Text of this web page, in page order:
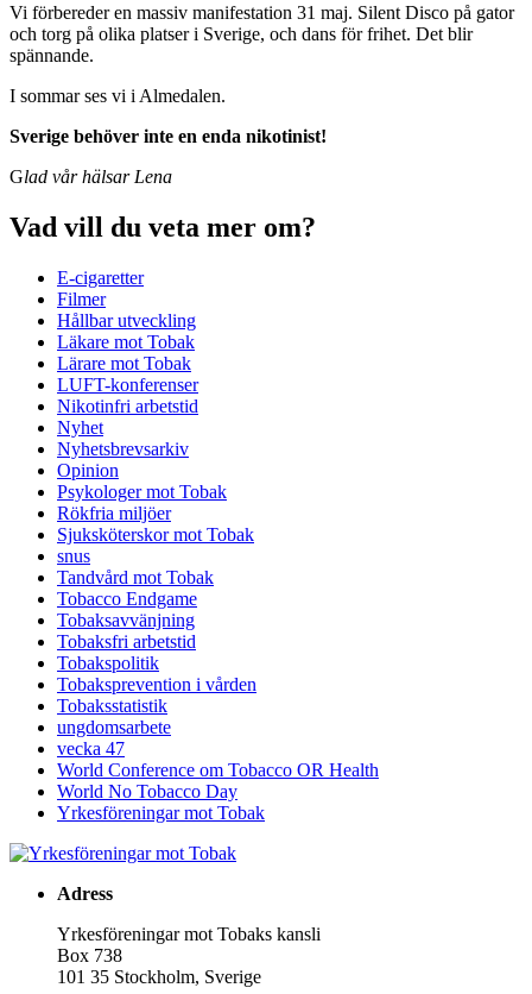
Vi förbereder en massiv manifestation 31 maj. Silent Disco på gator
och torg på olika platser i Sverige, och dans för frihet. Det blir
spännande.
I sommar ses vi i Almedalen.
Sverige behöver inte en enda nikotinist!
Glad vår hälsar Lena
Vad vill du veta mer om?
E-cigaretter
Filmer
Hållbar utveckling
Läkare mot Tobak
Lärare mot Tobak
LUFT-konferenser
Nikotinfri arbetstid
Nyhet
Nyhetsbrevsarkiv
Opinion
Psykologer mot Tobak
Rökfria miljöer
Sjuksköterskor mot Tobak
snus
Tandvård mot Tobak
Tobacco Endgame
Tobaksavvänjning
Tobaksfri arbetstid
Tobakspolitik
Tobaksprevention i vården
Tobaksstatistik
ungdomsarbete
vecka 47
World Conference om Tobacco OR Health
World No Tobacco Day
Yrkesföreningar mot Tobak
Adress
Yrkesföreningar mot Tobaks kansli
Box 738
101 35 Stockholm, Sverige